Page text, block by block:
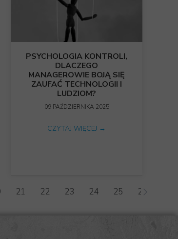
PSYCHOLOGIA KONTROLI,
DLACZEGO
MANAGEROWIE BOJĄ SIĘ
ZAUFAĆ TECHNOLOGII I
LUDZIOM?
09 PAŹDZIERNIKA 2025
CZYTAJ WIĘCEJ →
21 22 23 24 25 26